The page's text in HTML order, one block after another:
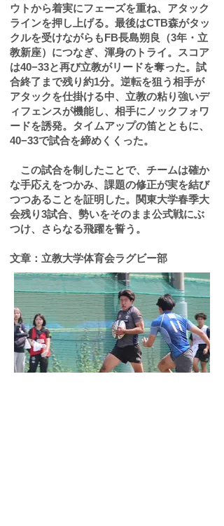
ウトから着実にフェーズを重ね、アタック
ラインを押し上げる。最後はCTB森がタッ
クルを受けながらもFB長島朔良（3年・立
教新座）につなぎ、渾身のトライ。スコア
は40−33と再び立教がリードを奪った。試
合終了まで残り約1分。逆転を狙う相手が
アタックを仕掛ける中、立教の粘り強いデ
ィフェンスが機能し、相手にノックフォワ
ードを誘発。タイムアップの笛とともに、
40−33で試合を締めくくった。
この試合を制したことで、チームは確か
な手応えをつかみ、課題の修正が実を結び
つつあることを証明した。関東大学春季大
会残り3試合、勢いをそのまま公式戦にぶ
つけ、さらなる飛躍を誓う。
​文章：立教大学体育会ラグビー部